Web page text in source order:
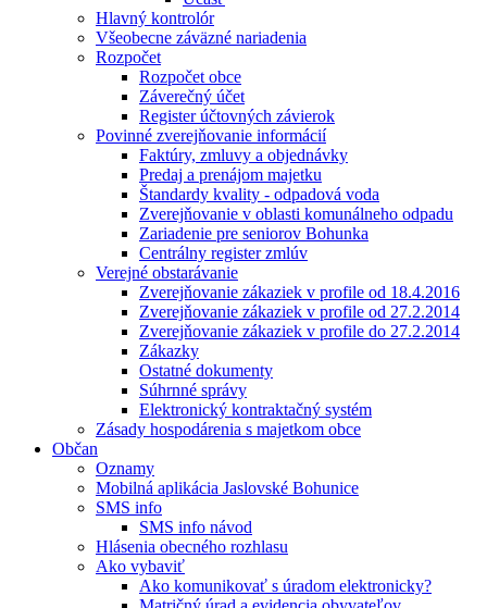
Hlavný kontrolór
Všeobecne záväzné nariadenia
Rozpočet
Rozpočet obce
Záverečný účet
Register účtovných závierok
Povinné zverejňovanie informácií
Faktúry, zmluvy a objednávky
Predaj a prenájom majetku
Štandardy kvality - odpadová voda
Zverejňovanie v oblasti komunálneho odpadu
Zariadenie pre seniorov Bohunka
Centrálny register zmlúv
Verejné obstarávanie
Zverejňovanie zákaziek v profile od 18.4.2016
Zverejňovanie zákaziek v profile od 27.2.2014
Zverejňovanie zákaziek v profile do 27.2.2014
Zákazky
Ostatné dokumenty
Súhrnné správy
Elektronický kontraktačný systém
Zásady hospodárenia s majetkom obce
Občan
Oznamy
Mobilná aplikácia Jaslovské Bohunice
SMS info
SMS info návod
Hlásenia obecného rozhlasu
Ako vybaviť
Ako komunikovať s úradom elektronicky?